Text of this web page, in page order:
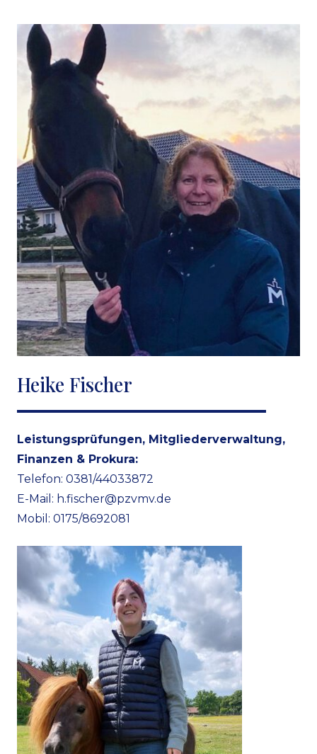
Heike Fischer
Leistungsprüfungen, Mitgliederverwaltung,
Finanzen & Prokura:
Telefon: 0381/44033872
E-Mail: h.fischer@pzvmv.de
Mobil: 0175/8692081